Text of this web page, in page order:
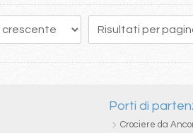
87 89 90 91
Porti di
Crociere da